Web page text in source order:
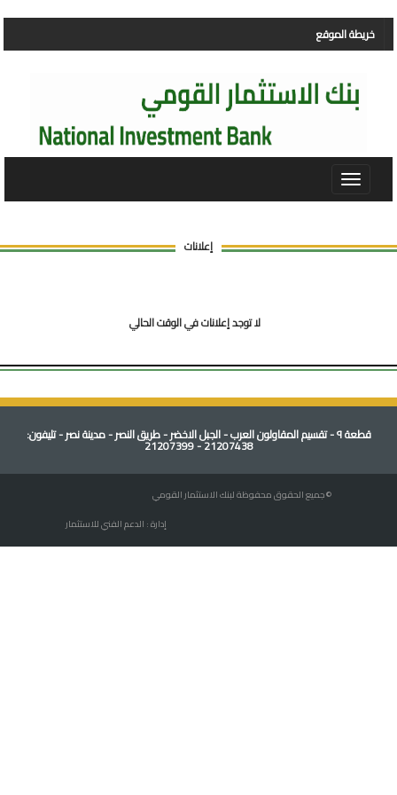
خريطة الموقع
Toggle
إعلانات
لا توجد إعلانات في الوقت الحالي
قطعة ٩ - تقسيم المقاولون العرب - الجبل الاخضر - طريق النصر - مدينة نصر - تليفون:
21207438 - 21207399
© جميع الحقوق محفوظة لبنك الاستثمار القومي
إدارة : الدعم الفني للاستثمار